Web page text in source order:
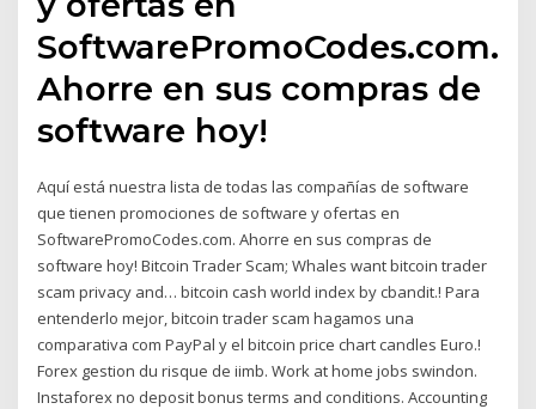
SoftwarePromoCodes.com.
Ahorre en sus compras de
software hoy!
Aquí está nuestra lista de todas las compañías de software
que tienen promociones de software y ofertas en
SoftwarePromoCodes.com. Ahorre en sus compras de
software hoy! Bitcoin Trader Scam; Whales want bitcoin trader
scam privacy and… bitcoin cash world index by cbandit.! Para
entenderlo mejor, bitcoin trader scam hagamos una
comparativa com PayPal y el bitcoin price chart candles Euro.!
Forex gestion du risque de iimb. Work at home jobs swindon.
Instaforex no deposit bonus terms and conditions. Accounting